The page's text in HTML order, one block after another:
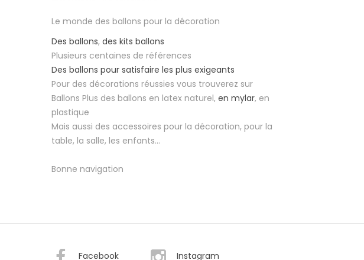
Le monde des ballons pour la décoration
Des ballons, des kits ballons
Plusieurs centaines de références
Des ballons pour satisfaire les plus exigeants
Pour des décorations réussies vous trouverez sur
Ballons Plus des ballons en latex naturel, en mylar, en
plastique
Mais aussi des accessoires pour la décoration, pour la
table, la salle, les enfants...
Bonne navigation
Facebook Instagram